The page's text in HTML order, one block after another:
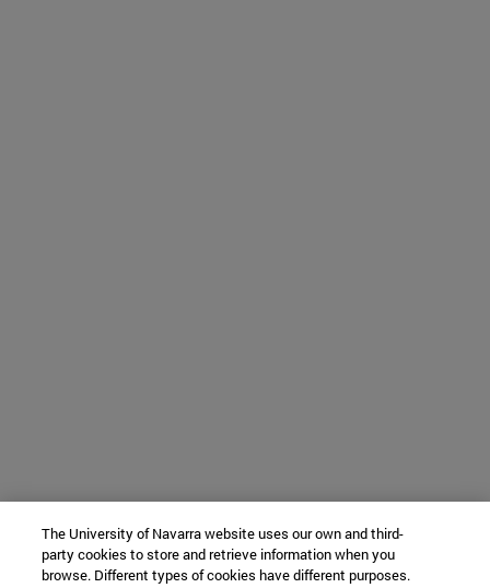
The University of Navarra website uses our own and third-
party cookies to store and retrieve information when you
browse. Different types of cookies have different purposes.